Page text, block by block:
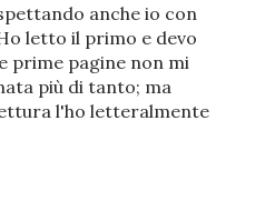
anche io con
letto il primo e devo
prime pagine non mi
più di tanto; ma
l'ho letteralmente